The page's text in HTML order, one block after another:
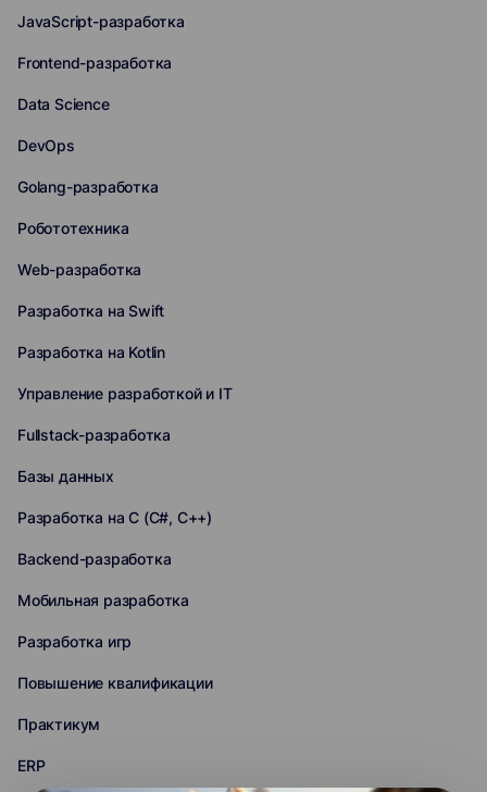
JavaScript-разработка
Frontend-разработка
Data Science
DevOps
Golang-разработка
Робототехника
Web-разработка
Разработка на Swift
Разработка на Kotlin
Управление разработкой и IT
Fullstack-разработка
Базы данных
Разработка на C (C#, C++)
Backend-разработка
Мобильная разработка
Разработка игр
Повышение квалификации
Практикум
ERP